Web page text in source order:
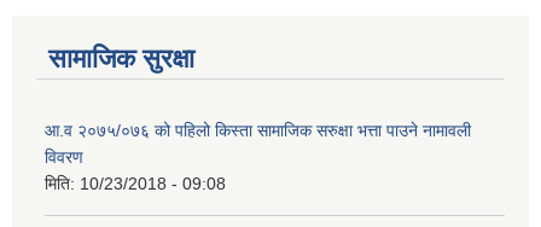
सामाजिक सुरक्षा
आ.व २०७५/०७६ को पहिलो किस्ता सामाजिक सरुक्षा भत्ता पाउने नामावली
विवरण
मिति: 10/23/2018 - 09:08